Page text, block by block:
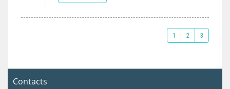
1 2 3
Contacts